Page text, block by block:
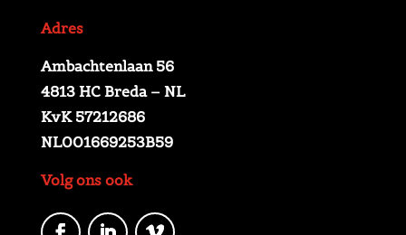
Adres
Ambachtenlaan 56
4813 HC Breda – NL
KvK 57212686
NL001669253B59
Volg ons ook